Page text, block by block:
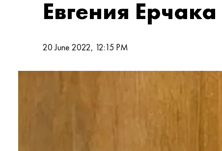
Евгения
20 June 2022, 12:15 PM